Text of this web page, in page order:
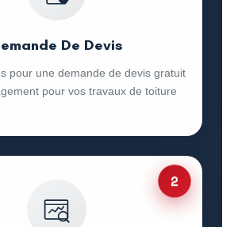
De Devis
pour une demande de devis gratuit
pour vos travaux de toiture
2